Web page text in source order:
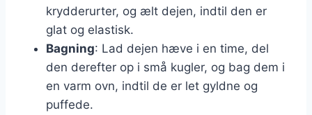
krydderurter, og ælt dejen, indtil den er
glat og elastisk.
Bagning: Lad dejen hæve i en time, del
den derefter op i små kugler, og bag dem i
en varm ovn, indtil de er let gyldne og
puffede.